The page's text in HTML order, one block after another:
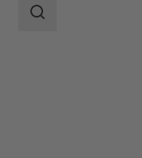
Zakres